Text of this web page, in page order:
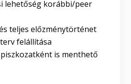
lehetőség korábbi/peer
teljes előzménytörténet
felállítása
is menthető